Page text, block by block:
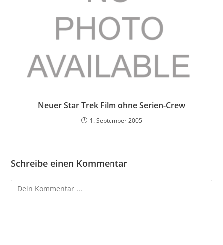
Neuer Star Trek Film ohne Serien-Crew
1. September 2005
Schreibe einen Kommentar
Kommentieren